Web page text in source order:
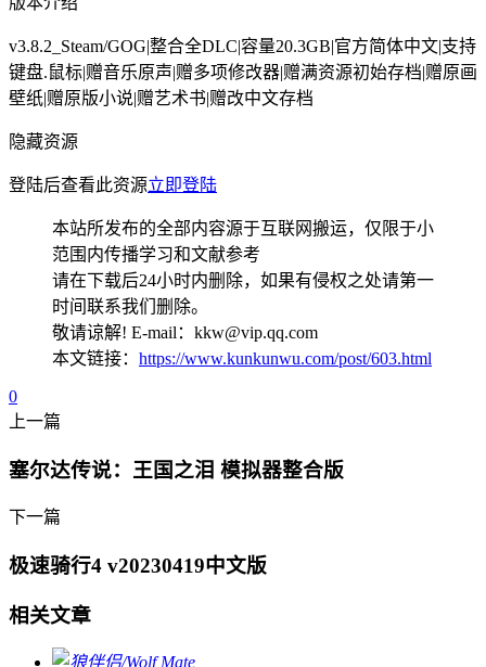
v3.8.2_Steam/GOG|整合全DLC|容量20.3GB|官方简体中文|支持
键盘.鼠标|赠音乐原声|赠多项修改器|赠满资源初始存档|赠原画
壁纸|赠原版小说|赠艺术书|赠改中文存档
隐藏资源
登陆后查看此资源立即登陆
本站所发布的全部内容源于互联网搬运，仅限于小
范围内传播学习和文献参考
请在下载后24小时内删除，如果有侵权之处请第一
时间联系我们删除。
敬请谅解! E-mail：kkw@vip.qq.com
本文链接： https://www.kunkunwu.com/post/603.html
0
上一篇
塞尔达传说：王国之泪 模拟器整合版
下一篇
极速骑行4 v20230419中文版
相关文章